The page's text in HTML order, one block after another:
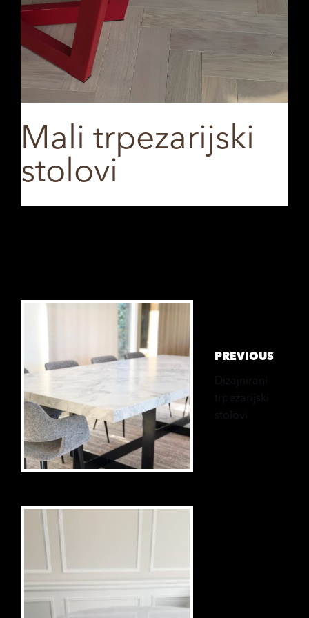
Mali trpezarijski
stolovi
Previous
PREVIOUS
Dizajnirani
trpezarijski
stolovi
Next